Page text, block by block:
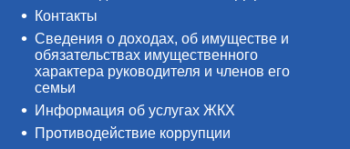
Контакты
Сведения о доходах, об имуществе и
обязательствах имущественного
характера руководителя и членов его
семьи
Информация об услугах ЖКХ
Противодействие коррупции